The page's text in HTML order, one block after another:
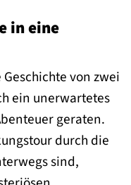
in eine
von zwei
ein unerwartetes
geraten.
durch die
sind,